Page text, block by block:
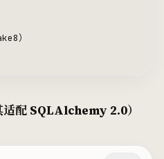
）
适配 SQLAlchemy 2.0）